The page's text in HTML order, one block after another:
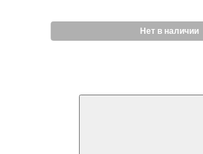
Нет в наличии